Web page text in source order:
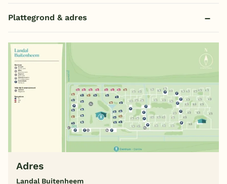
Plattegrond & adres
Adres
Landal Buitenheem